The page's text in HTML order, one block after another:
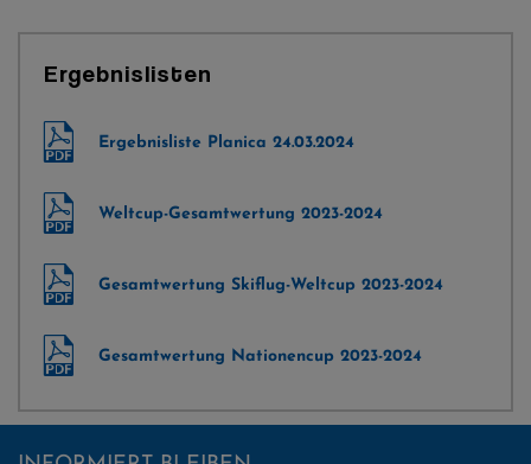
Ergebnislisten
Ergebnisliste Planica 24.03.2024
Weltcup-Gesamtwertung 2023-2024
Gesamtwertung Skiflug-Weltcup 2023-2024
Gesamtwertung Nationencup 2023-2024